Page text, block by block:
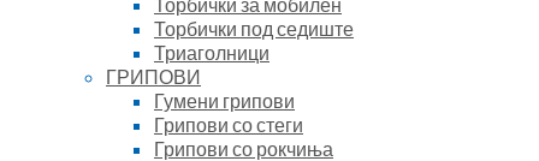
Торбички за мобилен
Торбички под седиште
Триаголници
ГРИПОВИ
Гумени грипови
Грипови со стеги
Грипови со рокчиња